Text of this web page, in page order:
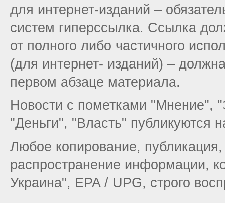
для интернет-изданий –
систем гиперссылка. Ссылка
от полного либо частичного
(для интернет- изданий) –
первом абзаце материала.
Новости с пометками "Мнение",
"Деньги", "Власть" публикуются
Любое копирование,
распространение информации,
Украина", EPA / UPG, строго